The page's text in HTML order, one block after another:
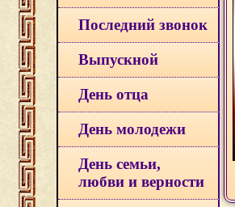
Последний звонок
Выпускной
День отца
День молодежи
День семьи,
любви и верности